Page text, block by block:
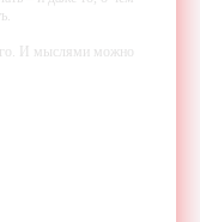
И мыслями можно